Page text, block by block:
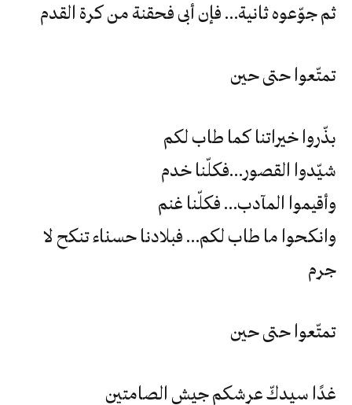
ثم جوّعوه ثانية… فإن أبى فحقنة من كرة القدم
تمتّعوا حتى حين
بذّروا خيراتنا كما طاب لكم
شيّدوا القصور…فكلّنا خدم
وأقيموا المآدب… فكلّنا غنم
وانكحوا ما طاب لكم… فبلادنا حسناء تنكح لا
جرم
تمتّعوا حتى حين
غدًا سيدكّ عرشكم جيش الصامتين